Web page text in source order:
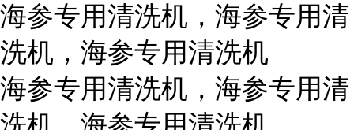
海参专用清洗机，海参专用清
洗机，海参专用清洗机
海参专用清洗机，海参专用清